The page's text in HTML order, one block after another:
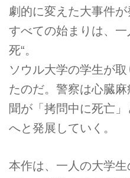
劇的に変えた大事件が
すべての始まりは、
死“。
ソウル大学の学生が
たのだ。警察は心臓
聞が「拷問中に死亡
へと発展していく。
本作は、一人の大学